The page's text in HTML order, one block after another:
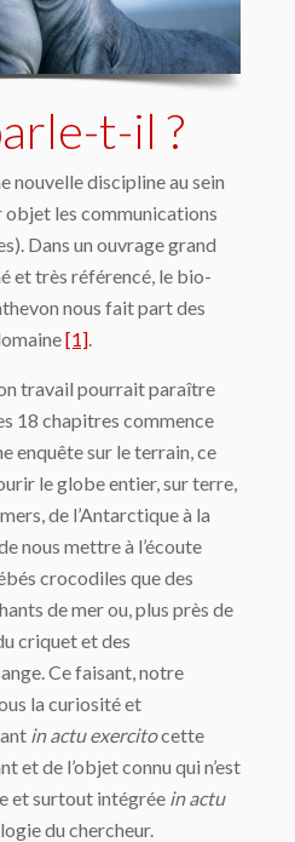
t-il ?
nouvelle discipline au sein
objet les communications
Dans un ouvrage grand
et très référencé, le bio-
nous fait part des
[1]
travail pourrait paraître
18 chapitres commence
enquête sur le terrain, ce
le globe entier, sur terre,
de l’Antarctique à la
nous mettre à l’écoute
crocodiles que des
de mer ou, plus près de
criquet et des
Ce faisant, notre
la curiosité et
in actu exercitocette
et de l’objet connu qui n’est
et surtout intégrée in actu
du chercheur.